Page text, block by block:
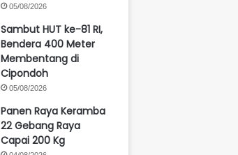
05/08/2026
Sambut HUT ke-81 RI,
Bendera 400 Meter
Membentang di
Cipondoh
05/08/2026
Panen Raya Keramba
22 Gebang Raya
Capai 200 Kg